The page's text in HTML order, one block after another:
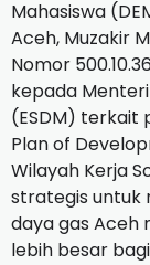
Mahasiswa
Aceh, Muzakir
Nomor
kepada
(ESDM) terkait
Plan of
Wilayah Kerja
strategis untuk
daya gas
lebih besar